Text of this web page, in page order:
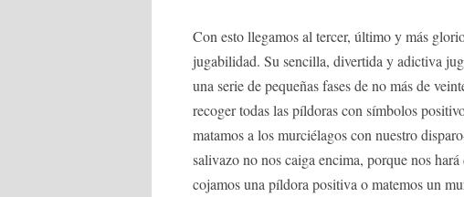
Con esto llegamos al tercer, último y más
jugabilidad. Su sencilla, divertida y adictiva
una serie de pequeñas fases de no más de
recoger todas las píldoras con símbolos
matamos a los murciélagos con nuestro
salivazo no nos caiga encima, porque nos
cojamos una píldora positiva o matemos un